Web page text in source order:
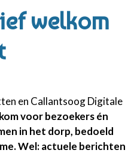
welkom
en Callantsoog Digitale
voor bezoekers én
in het dorp, bedoeld
Wel: actuele berichten